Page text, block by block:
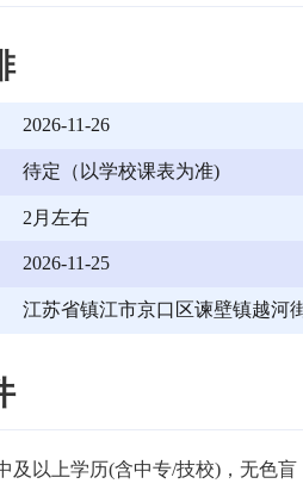
2026-11-26
待定（以学校课表为准)
2月左右
2026-11-25
江苏省镇江市京口区谏壁镇越河
及以上学历(含中专/技校)，无色